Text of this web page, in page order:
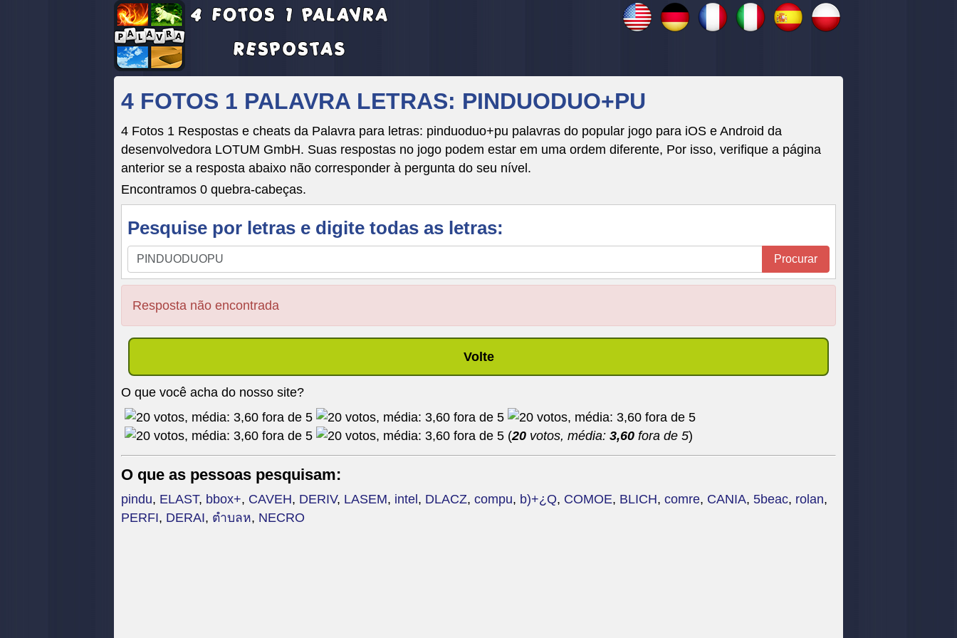
4 FOTOS 1 PALAVRA LETRAS: PINDUODUO+PU
4 Fotos 1 Respostas e cheats da Palavra para letras: pinduoduo+pu palavras do popular jogo para iOS e Android da
desenvolvedora LOTUM GmbH. Suas respostas no jogo podem estar em uma ordem diferente, Por isso, verifique a página
anterior se a resposta abaixo não corresponder à pergunta do seu nível.
Encontramos 0 quebra-cabeças.
Pesquise por letras e digite todas as letras:
Pesquise
por
e
digite
todas
Procurar
Resposta não encontrada
Volte
O que você acha do nosso site?
(20 votos, média: 3,60 fora de 5)
O que as pessoas pesquisam:
pindu, ELAST, bbox+, CAVEH, DERIV, LASEM, intel, DLACZ, compu, b)+¿Q, COMOE, BLICH, comre, CANIA, 5beac, rolan,
PERFI, DERAI, ตำบลห, NECRO